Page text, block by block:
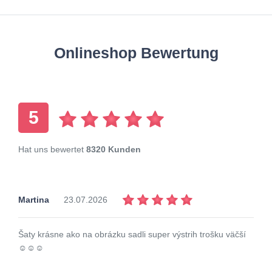
Onlineshop Bewertung
5
Hat uns bewertet 8320 Kunden
Martina 23.07.2026
Šaty krásne ako na obrázku sadli super výstrih trošku väčší
☺️☺️☺️